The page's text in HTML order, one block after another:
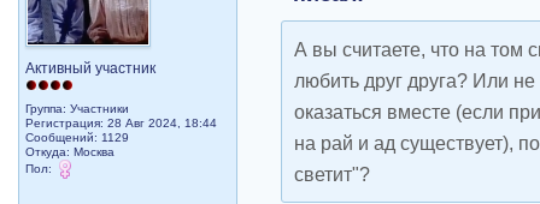
Активный участник
Группа: Участники
Регистрация: 28 Авг 2024, 18:44
Сообщений: 1129
Откуда: Москва
Пол:
А вы считаете, что на том
любить друг друга? Или
оказаться вместе (если
на рай и ад существует),
светит"?